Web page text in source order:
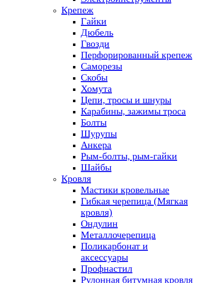
Крепеж
Гайки
Дюбель
Гвозди
Перфорированный крепеж
Саморезы
Скобы
Хомута
Цепи, тросы и шнуры
Карабины, зажимы троса
Болты
Шурупы
Анкера
Рым-болты, рым-гайки
Шайбы
Кровля
Мастики кровельные
Гибкая черепица (Мягкая
кровля)
Ондулин
Металлочерепица
Поликарбонат и
аксессуары
Профнастил
Рулонная битумная кровля